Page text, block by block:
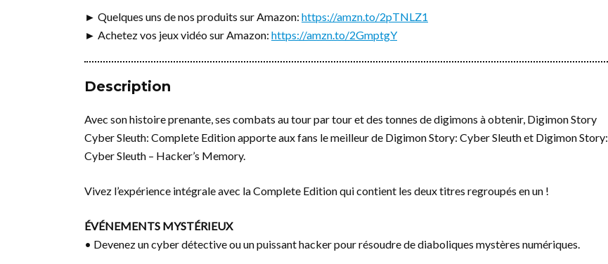
► Quelques uns de nos produits sur Amazon: https://amzn.to/2pTNLZ1
► Achetez vos jeux vidéo sur Amazon: https://amzn.to/2GmptgY
Description
Avec son histoire prenante, ses combats au tour par tour et des tonnes de digimons à obtenir, Digimon Story
Cyber Sleuth: Complete Edition apporte aux fans le meilleur de Digimon Story: Cyber Sleuth et Digimon Story:
Cyber Sleuth – Hacker’s Memory.
Vivez l’expérience intégrale avec la Complete Edition qui contient les deux titres regroupés en un !
ÉVÉNEMENTS MYSTÉRIEUX
• Devenez un cyber détective ou un puissant hacker pour résoudre de diaboliques mystères numériques.